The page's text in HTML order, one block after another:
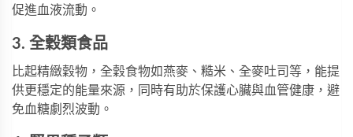
促進血液流動。
3. 全穀類食品
比起精緻穀物，全穀食物如燕麥、糙米、全麥吐司等，能提
供更穩定的能量來源，同時有助於保護心臟與血管健康，避
免血糖劇烈波動。